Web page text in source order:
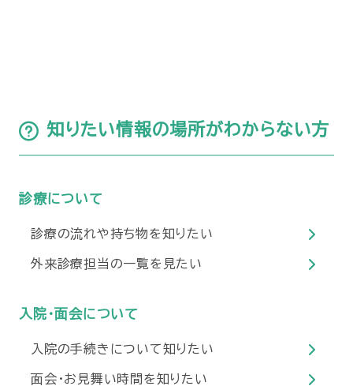
知りたい情報の場所がわからない方
診療について
診療の流れや持ち物を知りたい
外来診療担当の一覧を見たい
入院・面会について
入院の手続きについて知りたい
面会・お見舞い時間を知りたい